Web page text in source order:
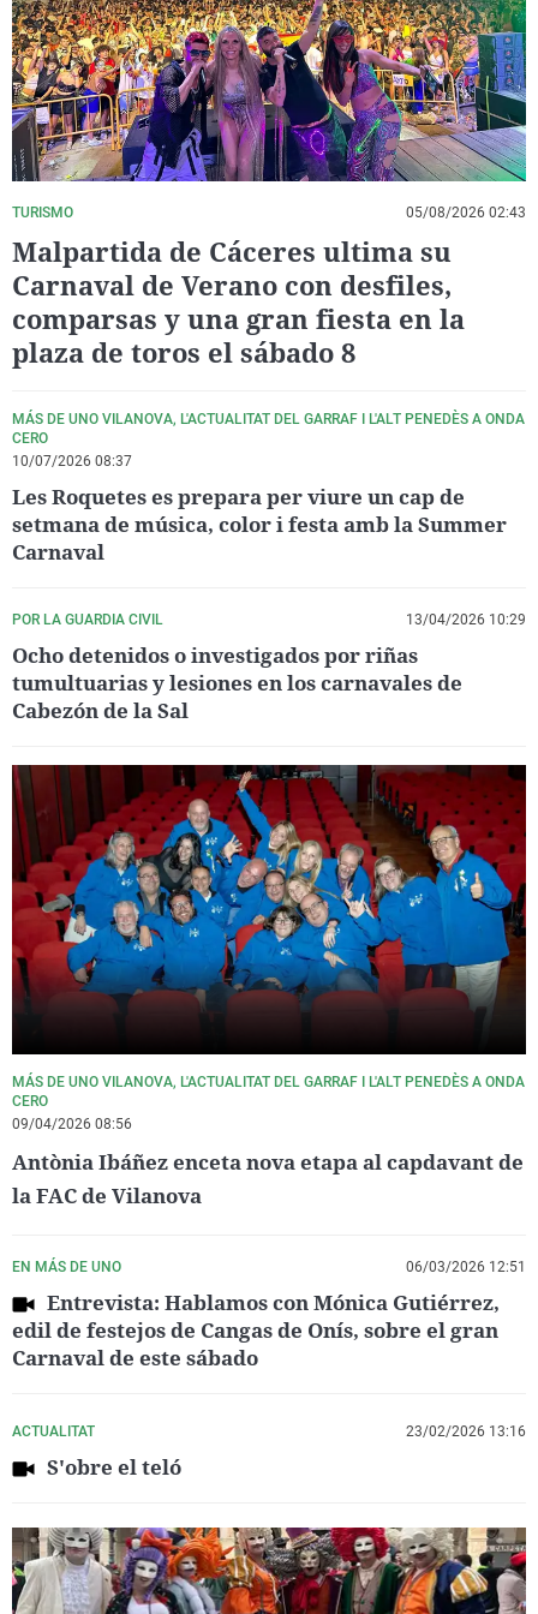
La rosa de los vientos
Gente viajera
Como el perro y el
Caso
Retornados
Equipo de
Operación Viuda
Extremadura
Galicia
La Rioja
Navarra
País Vasco
Virales
Televisión
Elecciones
TURISMO 05/08/2026 02:43
Malpartida de Cáceres ultima su
Carnaval de Verano con desfiles,
comparsas y una gran fiesta en la
plaza de toros el sábado 8
MÁS DE UNO VILANOVA, L'ACTUALITAT DEL GARRAF I L'ALT PENEDÈS A ONDA
CERO
10/07/2026 08:37
Les Roquetes es prepara per viure un cap de
setmana de música, color i festa amb la Summer
Carnaval
POR LA GUARDIA CIVIL 13/04/2026 10:29
Ocho detenidos o investigados por riñas
tumultuarias y lesiones en los carnavales de
Cabezón de la Sal
MÁS DE UNO VILANOVA, L'ACTUALITAT DEL GARRAF I L'ALT PENEDÈS A ONDA
CERO
09/04/2026 08:56
Antònia Ibáñez enceta nova etapa al capdavant de
la FAC de Vilanova
EN MÁS DE UNO 06/03/2026 12:51
Entrevista: Hablamos con Mónica Gutiérrez,
edil de festejos de Cangas de Onís, sobre el gran
Carnaval de este sábado
ACTUALITAT 23/02/2026 13:16
S'obre el teló